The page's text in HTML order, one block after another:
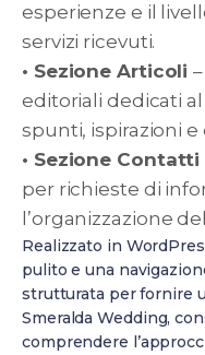
esperienze e il
servizi ricevuti.
• Sezione Articoli
editoriali dedicati
spunti, ispirazioni
• Sezione Contatti
per richieste di
l’organizzazione
Realizzato in
pulito e una
strutturata per fornire
Smeralda Wedding,
comprendere